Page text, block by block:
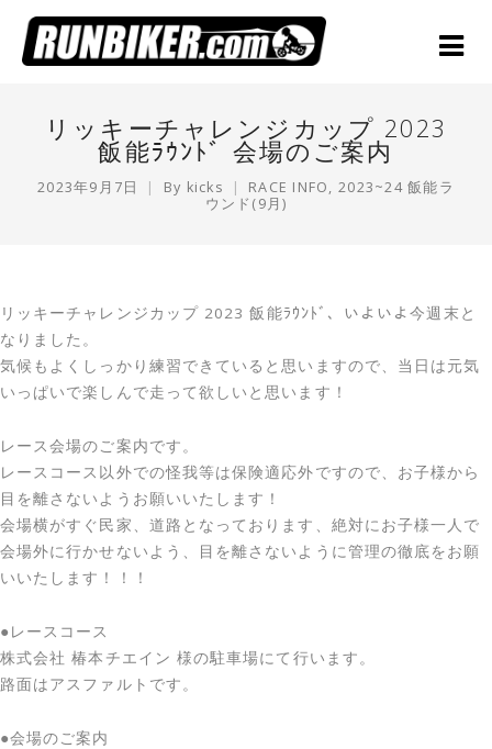
リッキーチャレンジカップ 2023
飯能ﾗｳﾝﾄﾞ 会場のご案内
2023年9月7日 By kicks RACE INFO, 2023~24 飯能ラ
ウンド(9月)
リッキーチャレンジカップ 2023 飯能ﾗｳﾝﾄﾞ、いよいよ今週末と
なりました。
気候もよくしっかり練習できていると思いますので、当日は元気
いっぱいで楽しんで走って欲しいと思います！
レース会場のご案内です。
レースコース以外での怪我等は保険適応外ですので、お子様から
目を離さないようお願いいたします！
会場横がすぐ民家、道路となっております、絶対にお子様一人で
会場外に行かせないよう、目を離さないように管理の徹底をお願
いいたします！！！
●レースコース
株式会社 椿本チエイン 様の駐車場にて行います。
路面はアスファルトです。
●会場のご案内